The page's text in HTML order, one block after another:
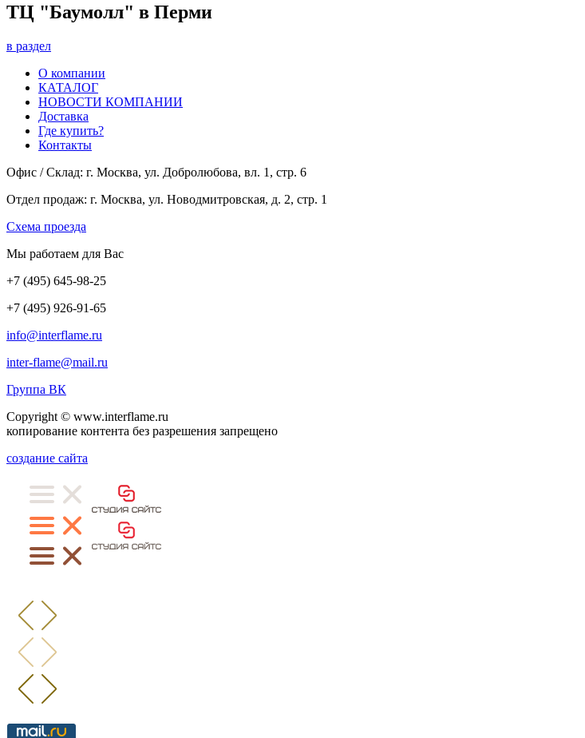
ТЦ "Баумолл" в Перми
в раздел
О компании
КАТАЛОГ
НОВОСТИ КОМПАНИИ
Доставка
Где купить?
Контакты
Офис / Склад: г. Москва, ул. Добролюбова, вл. 1, стр. 6
Отдел продаж: г. Москва, ул. Новодмитровская, д. 2, стр. 1
Cхема проезда
Мы работаем для Вас
+7 (495) 645-98-25
+7 (495) 926-91-65
info@interflame.ru
inter-flame@mail.ru
Группа ВК
Copyright © www.interflame.ru
копирование контента без разрешения запрещено
создание сайта